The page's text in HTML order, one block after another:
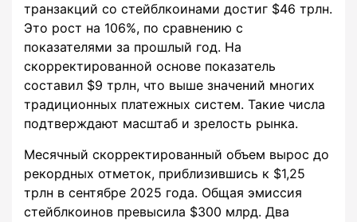
транзакций со стейблкоинами достиг $46 трлн.
Это рост на 106%, по сравнению с
показателями за прошлый год. На
скорректированной основе показатель
составил $9 трлн, что выше значений многих
традиционных платежных систем. Такие числа
подтверждают масштаб и зрелость рынка.
Месячный скорректированный объем вырос до
рекордных отметок, приблизившись к $1,25
трлн в сентябре 2025 года. Общая эмиссия
стейблкоинов превысила $300 млрд. Два